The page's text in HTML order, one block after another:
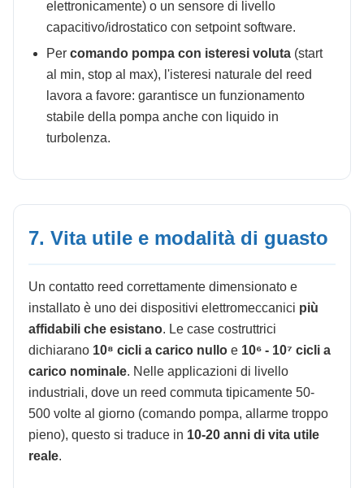
elettronicamente) o un sensore di livello
capacitivo/idrostatico con setpoint software.
Per comando pompa con isteresi voluta (start
al min, stop al max), l'isteresi naturale del reed
lavora a favore: garantisce un funzionamento
stabile della pompa anche con liquido in
turbolenza.
7. Vita utile e modalità di guasto
Un contatto reed correttamente dimensionato e
installato è uno dei dispositivi elettromeccanici più
affidabili che esistano. Le case costruttrici
dichiarano 10⁸ cicli a carico nullo e 10⁶ - 10⁷ cicli a
carico nominale. Nelle applicazioni di livello
industriali, dove un reed commuta tipicamente 50-
500 volte al giorno (comando pompa, allarme troppo
pieno), questo si traduce in 10-20 anni di vita utile
reale.